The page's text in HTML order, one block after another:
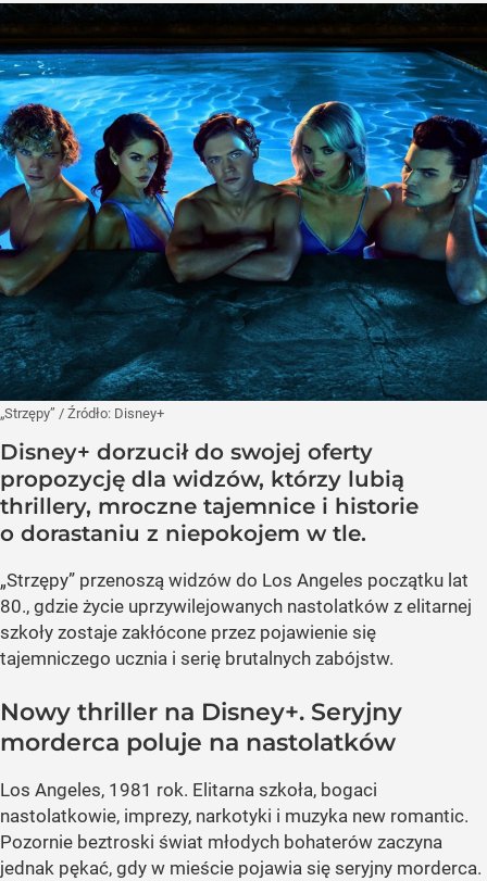
„Strzępy” / Źródło: Disney+
Disney+ dorzucił do swojej oferty
propozycję dla widzów, którzy lubią
thrillery, mroczne tajemnice i historie
o dorastaniu z niepokojem w tle.
„Strzępy” przenoszą widzów do Los Angeles początku lat
80., gdzie życie uprzywilejowanych nastolatków z elitarnej
szkoły zostaje zakłócone przez pojawienie się
tajemniczego ucznia i serię brutalnych zabójstw.
Nowy thriller na Disney+. Seryjny
morderca poluje na nastolatków
Los Angeles, 1981 rok. Elitarna szkoła, bogaci
nastolatkowie, imprezy, narkotyki i muzyka new romantic.
Pozornie beztroski świat młodych bohaterów zaczyna
jednak pękać, gdy w mieście pojawia się seryjny morderca.